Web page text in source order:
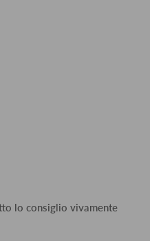
lo consiglio vivamente